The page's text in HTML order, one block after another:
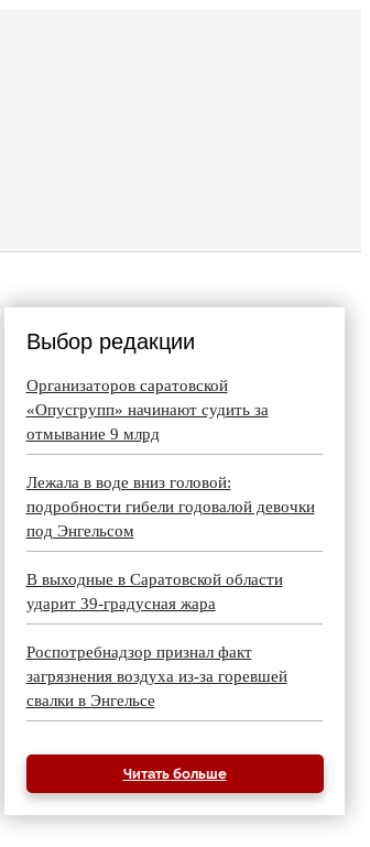
Выбор редакции
Организаторов саратовской
«Опусгрупп» начинают судить за
отмывание 9 млрд
Лежала в воде вниз головой:
подробности гибели годовалой девочки
под Энгельсом
В выходные в Саратовской области
ударит 39-градусная жара
Роспотребнадзор признал факт
загрязнения воздуха из-за горевшей
свалки в Энгельсе
Читать больше